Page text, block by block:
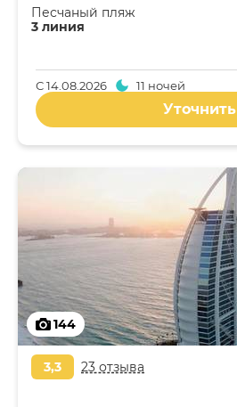
3 линия
Песчаный пляж
С14.08.2026 11 ночей
Уточнить
144
3,3 23 отзыва